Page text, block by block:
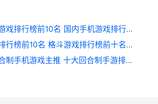
国内手机游戏排行榜前10名 国内手机游戏排行榜前十名
格斗游戏排行榜前10名 格斗游戏排行榜前十名人物图片
好玩的回合制手机游戏主推 十大回合制手游排行榜,一切装备靠打